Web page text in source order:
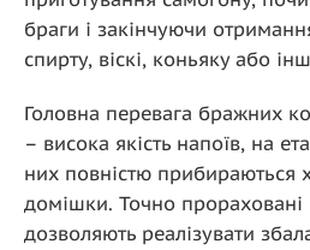
браги і закінчуючи
спирту, віскі, коньяку або
Головна перевага бражних
– висока якість напоїв, на
них повністю прибираються
домішки. Точно прораховані
дозволяють реалізувати